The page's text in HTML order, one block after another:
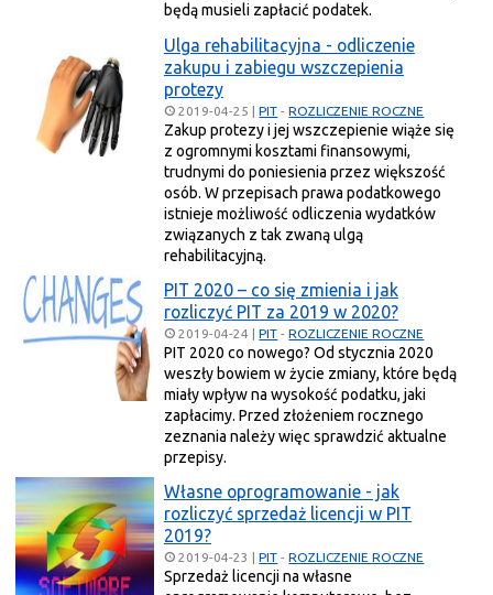
będą musieli zapłacić podatek.
Ulga rehabilitacyjna - odliczenie
zakupu i zabiegu wszczepienia
protezy
2019-04-25 |PIT -ROZLICZENIE ROCZNE
Zakup protezy i jej wszczepienie wiąże się
z ogromnymi kosztami finansowymi,
trudnymi do poniesienia przez większość
osób. W przepisach prawa podatkowego
istnieje możliwość odliczenia wydatków
związanych z tak zwaną ulgą
rehabilitacyjną.
PIT 2020 – co się zmienia i jak
rozliczyć PIT za 2019 w 2020?
2019-04-24 |PIT -ROZLICZENIE ROCZNE
PIT 2020 co nowego? Od stycznia 2020
weszły bowiem w życie zmiany, które będą
miały wpływ na wysokość podatku, jaki
zapłacimy. Przed złożeniem rocznego
zeznania należy więc sprawdzić aktualne
przepisy.
Własne oprogramowanie - jak
rozliczyć sprzedaż licencji w PIT
2019?
2019-04-23 |PIT -ROZLICZENIE ROCZNE
Sprzedaż licencji na własne